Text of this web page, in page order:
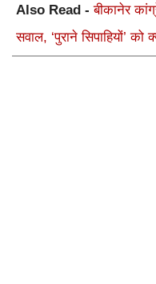
Also Read -बीकानेर
सवाल, ‘पुराने सिपाहियों’ को